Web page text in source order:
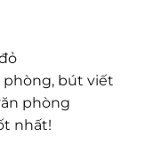
phòng, bút viết
phòng
nhất!